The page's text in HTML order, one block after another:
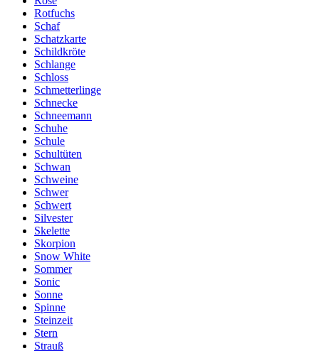
Rotfuchs
Schaf
Schatzkarte
Schildkröte
Schlange
Schloss
Schmetterlinge
Schnecke
Schneemann
Schuhe
Schule
Schultüten
Schwan
Schweine
Schwer
Schwert
Silvester
Skelette
Skorpion
Snow White
Sommer
Sonic
Sonne
Spinne
Steinzeit
Stern
Strauß